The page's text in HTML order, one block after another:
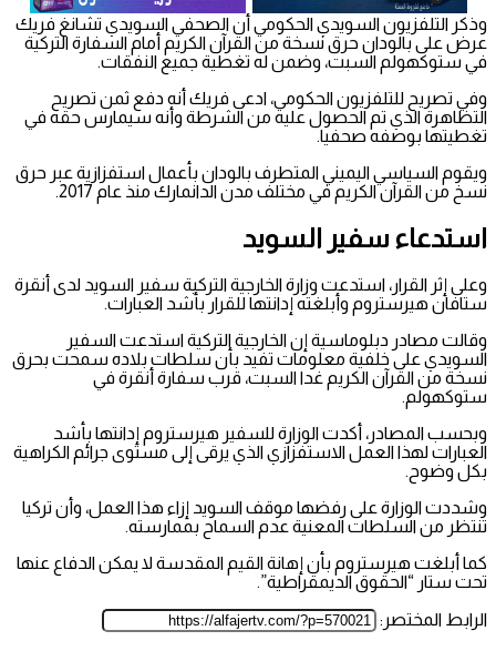
وذكر التلفزيون السويدي الحكومي أن الصحفي السويدي تشانغ فريك
عرض على بالودان حرق نسخة من القرآن الكريم أمام السفارة التركية
في ستوكهولم السبت، وضمن له تغطية جميع النفقات.
وفي تصريح للتلفزيون الحكومي، ادعى فريك أنه دفع ثمن تصريح
التظاهرة الذي تم الحصول عليه من الشرطة وأنه سيمارس حقه في
تغطيتها بوصفه صحفيا.
ويقوم السياسي اليميني المتطرف بالودان بأعمال استفزازية عبر حرق
نسخ من القرآن الكريم في مختلف مدن الدانمارك منذ عام 2017.
استدعاء سفير السويد
وعلى إثر القرار، استدعت وزارة الخارجية التركية سفير السويد لدى أنقرة
ستافان هيرستروم وأبلغته إدانتها للقرار بأشد العبارات.
وقالت مصادر دبلوماسية إن الخارجية التركية استدعت السفير
السويدي على خلفية معلومات تفيد بأن سلطات بلاده سمحت بحرق
نسخة من القرآن الكريم غدا السبت، قرب سفارة أنقرة في
ستوكهولم.
وبحسب المصادر، أكدت الوزارة للسفير هيرستروم إدانتها بأشد
العبارات لهذا العمل الاستفزازي الذي يرقى إلى مستوى جرائم الكراهية
بكل وضوح.
وشددت الوزارة على رفضها موقف السويد إزاء هذا العمل، وأن تركيا
تنتظر من السلطات المعنية عدم السماح بممارسته.
كما أبلغت هيرستروم بأن إهانة القيم المقدسة لا يمكن الدفاع عنها
تحت ستار “الحقوق الديمقراطية”.
الرابط المختصر: